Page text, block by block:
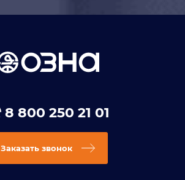
8 800 250 21 01
Заказать звонок